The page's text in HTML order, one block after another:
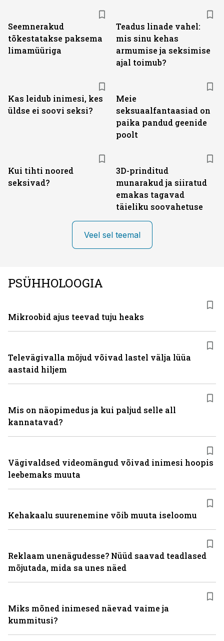
Seemnerakud
tõkestatakse paksema
limamüüriga
Teadus linade vahel:
mis sinu kehas
armumise ja seksimise
ajal toimub?
Kas leidub inimesi, kes
üldse ei soovi seksi?
Meie
seksuaalfantaasiad on
paika pandud geenide
poolt
Kui tihti noored
seksivad?
3D-prinditud
munarakud ja siiratud
emakas tagavad
täieliku soovahetuse
Veel sel teemal
PSÜHHOLOOGIA
Mikroobid ajus teevad tuju heaks
Televägivalla mõjud võivad lastel välja lüüa
aastaid hiljem
Mis on näopimedus ja kui paljud selle all
kannatavad?
Vägivaldsed videomängud võivad inimesi hoopis
leebemaks muuta
Kehakaalu suurenemine võib muuta iseloomu
Reklaam unenägudesse? Nüüd saavad teadlased
mõjutada, mida sa unes näed
Miks mõned inimesed näevad vaime ja
kummitusi?